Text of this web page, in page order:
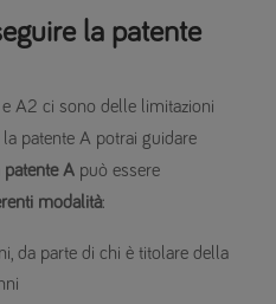
la patente
A2 ci sono delle limitazioni
patente A potrai guidare
patente A può essere
modalità:
da parte di chi è titolare della